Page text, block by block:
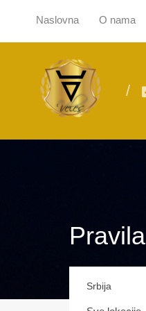
Naslovna O nama
Pravila
Srbija